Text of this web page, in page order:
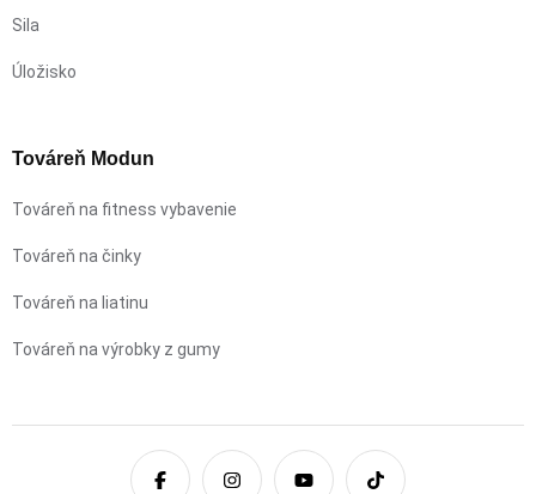
Sila
Úložisko
Továreň Modun
Továreň na fitness vybavenie
Továreň na činky
Továreň na liatinu
Továreň na výrobky z gumy